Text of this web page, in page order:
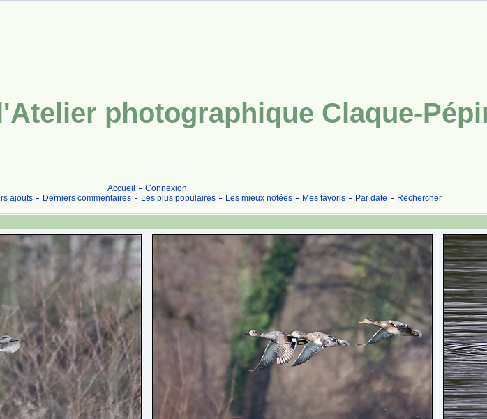
photographique Claque-
Accueil
Connexion
ajouts Derniers commentaires Les plus populaires Les mieux notées Mes favoris Par date Rechercher